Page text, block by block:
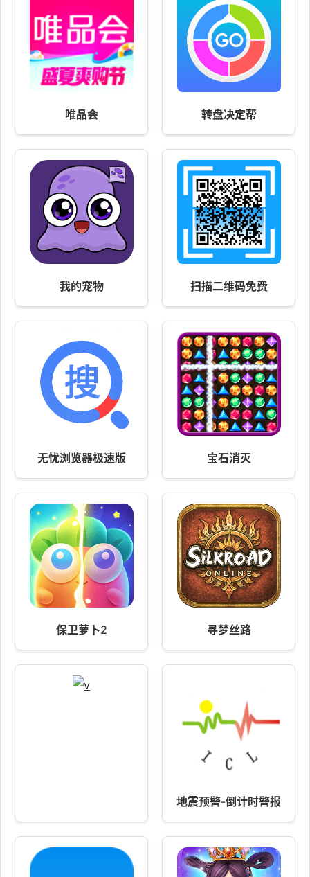
唯品会 转盘决定帮
我的宠物 扫描二维码免费
无忧浏览器极速版 宝石消灭
保卫萝卜2 寻梦丝路
地震预警-倒计时警报